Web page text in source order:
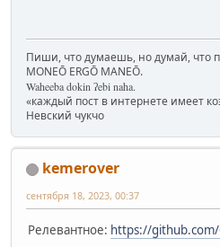
Пиши, что думаешь, но думай, что
MONEŌ ERGŌ MANEŌ.
Waheeba dokin ʔebi naha.
«каждый пост в интернете имеет
Невский чукчо
kemerover
сентября 18, 2023, 00:37
Релевантное: https://github.com/